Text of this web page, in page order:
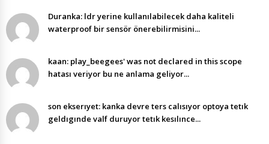
Duranka: ldr yerine kullanılabilecek daha kaliteli
waterproof bir sensör önerebilirmisini...
kaan: play_beegees' was not declared in this scope
hatası veriyor bu ne anlama geliyor...
son ekserıyet: kanka devre ters calısıyor optoya tetık
geldıgınde valf duruyor tetık kesılınce...